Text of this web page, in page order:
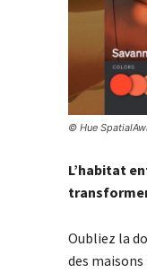
© Hue
L’habitat
Oubliez la
des